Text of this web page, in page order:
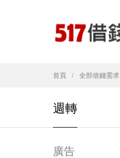
首頁 全部借錢需求
週轉
廣告